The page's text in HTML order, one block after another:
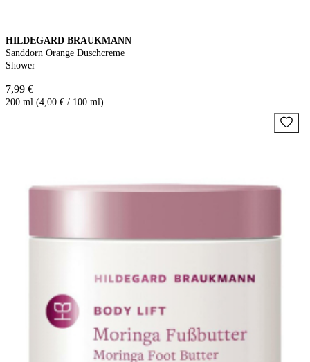
HILDEGARD BRAUKMANN
Sanddorn Orange Duschcreme
Shower
7,99 €
200 ml (4,00 € / 100 ml)